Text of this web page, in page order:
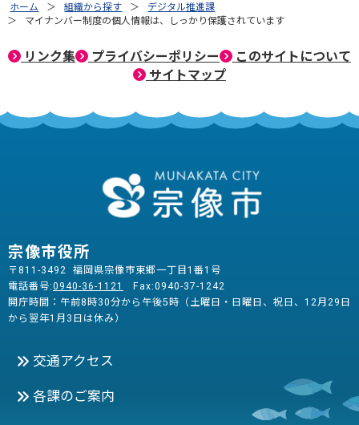
ホーム 組織から探す
デジタル推進課
マイナンバー制度の個人情報は、しっかり保護されています
リンク集 プライバシーポリシー
このサイトについて
サイトマップ
宗像市役所
〒811-3492 福岡県宗像市東郷一丁目1番1号
電話番号:0940-36-1121
Fax:0940-37-1242
開庁時間：午前8時30分から午後5時（土曜日・日曜日、祝日、12月29日
から翌年1月3日は休み）
交通アクセス
各課のご案内